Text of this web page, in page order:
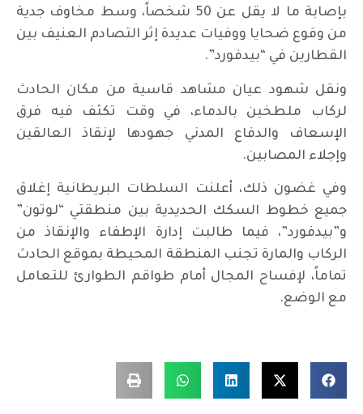
بإصابة ما لا يقل عن 50 شخصاً، وسط مخاوف جدية
من وقوع ضحايا ووفيات عديدة إثر التصادم العنيف بين
القطارين في “بيدفورد”.
ونقل شهود عيان مشاهد قاسية من مكان الحادث
لركاب ملطخين بالدماء، في وقت تكثف فيه فرق
الإسعاف والدفاع المدني جهودها لإنقاذ العالقين
وإجلاء المصابين.
وفي غضون ذلك، أعلنت السلطات البريطانية إغلاق
جميع خطوط السكك الحديدية بين منطقتي “لوتون”
و”بيدفورد”، فيما طالبت إدارة الإطفاء والإنقاذ من
الركاب والمارة تجنب المنطقة المحيطة بموقع الحادث
تماماً، لإفساح المجال أمام طواقم الطوارئ للتعامل
مع الوضع.